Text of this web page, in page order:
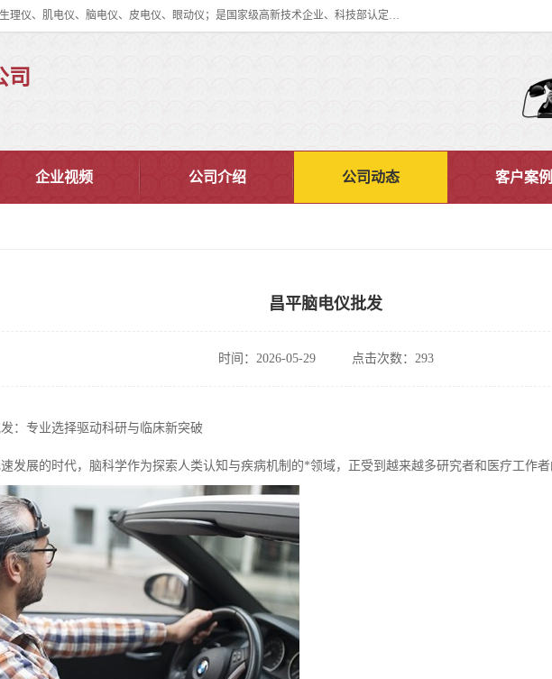
眼动仪多少钱?北京津发科技股份有限公司主营：事件相关电位仪、生理仪、肌电仪、脑电仪、皮电仪、眼动仪；是国家级高新技术企业、科技部认定的科技型中小企业和中关村高新技术企业，具备保密资格，具备自主进出口经营权；自主研发技术、产品与服务荣获多项省部级科学技术奖励、国家发明专利、国家软件著作权和省部级新技术新产品（服务）认证。
司
企业视频 公司介绍 公司动态 客户案例
昌平脑电仪批发
时间：2026-05-29 点击次数：293
：专业选择驱动科研与临床新突破
发展的时代，脑科学作为探索人类认知与疾病机制的*领域，正受到越来越多研究者和医疗工作者